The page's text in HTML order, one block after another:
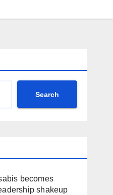
Search
becomes
shakeup